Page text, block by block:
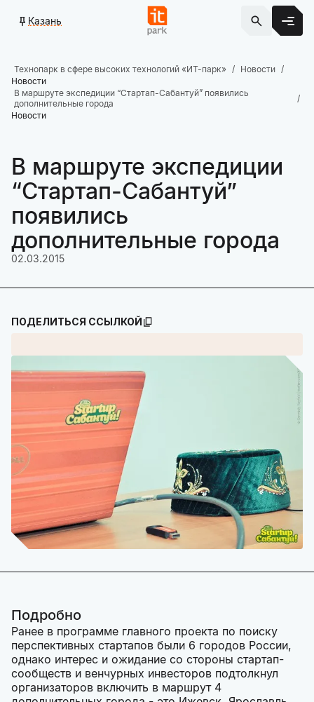
Казань
Технопарк в сфере высоких технологий «ИТ-парк»
Новости
Новости
В маршруте экспедиции “Стартап-Сабантуй” появились
дополнительные города
Новости
В маршруте экспедиции
“Стартап-Сабантуй”
появились
дополнительные города
02.03.2015
ПОДЕЛИТЬСЯ ССЫЛКОЙ
Подробно
Ранее в программе главного проекта по поиску
перспективных стартапов были 6 городов России,
однако интерес и ожидание со стороны стартап-
сообществ и венчурных инвесторов подтолкнул
организаторов включить в маршрут 4